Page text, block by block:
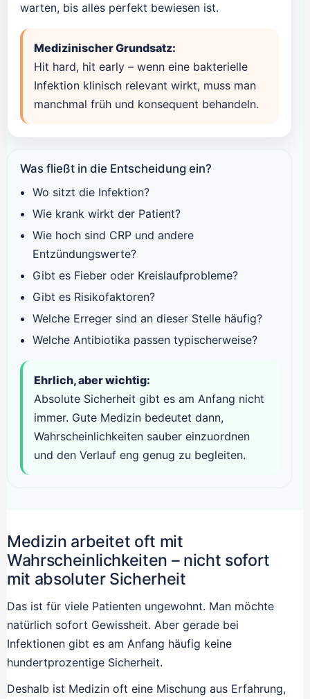
warten, bis alles perfekt bewiesen ist.
Medizinischer Grundsatz:
Hit hard, hit early – wenn eine bakterielle
Infektion klinisch relevant wirkt, muss man
manchmal früh und konsequent behandeln.
Was fließt in die Entscheidung ein?
Wo sitzt die Infektion?
Wie krank wirkt der Patient?
Wie hoch sind CRP und andere
Entzündungswerte?
Gibt es Fieber oder Kreislaufprobleme?
Gibt es Risikofaktoren?
Welche Erreger sind an dieser Stelle häufig?
Welche Antibiotika passen typischerweise?
Ehrlich, aber wichtig:
Absolute Sicherheit gibt es am Anfang nicht
immer. Gute Medizin bedeutet dann,
Wahrscheinlichkeiten sauber einzuordnen
und den Verlauf eng genug zu begleiten.
Medizin arbeitet oft mit
Wahrscheinlichkeiten – nicht sofort
mit absoluter Sicherheit
Das ist für viele Patienten ungewohnt. Man möchte
natürlich sofort Gewissheit. Aber gerade bei
Infektionen gibt es am Anfang häufig keine
hundertprozentige Sicherheit.
Deshalb ist Medizin oft eine Mischung aus Erfahrung,